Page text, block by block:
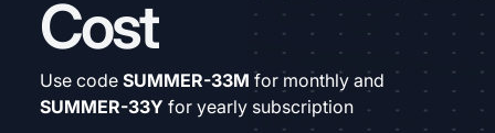
Cost
Use code SUMMER-33M for monthly and
SUMMER-33Y for yearly subscription